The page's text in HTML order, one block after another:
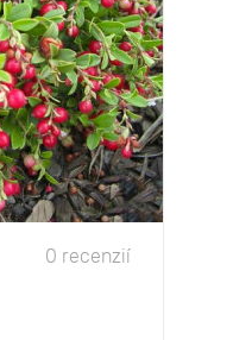
0 recenzií